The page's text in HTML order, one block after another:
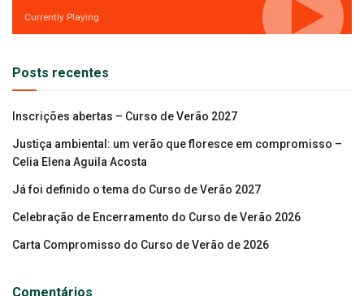
Currently Playing
Posts recentes
Inscrições abertas – Curso de Verão 2027
Justiça ambiental: um verão que floresce em compromisso –
Celia Elena Aguila Acosta
Já foi definido o tema do Curso de Verão 2027
Celebração de Encerramento do Curso de Verão 2026
Carta Compromisso do Curso de Verão de 2026
Comentários